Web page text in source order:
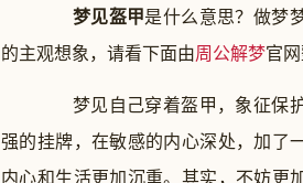
梦见盔甲是什么意思？做梦
的主观想象，请看下面由周公解梦官
梦见自己穿着盔甲，象征保护
强的挂牌，在敏感的内心深处，加了
内心和生活更加沉重。其实，不妨更